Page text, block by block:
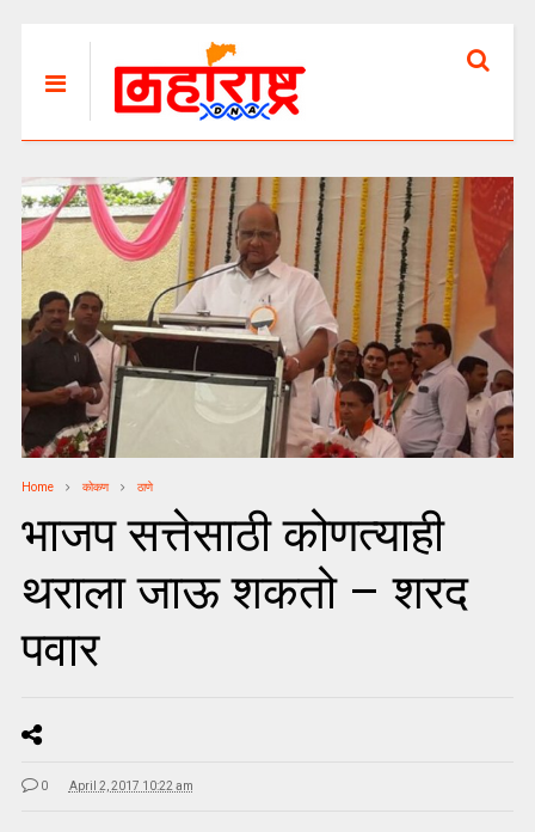
Home कोकण ठाणे
भाजप सत्तेसाठी कोणत्याही
थराला जाऊ शकतो – शरद
पवार
0 April 2, 2017 10:22 am